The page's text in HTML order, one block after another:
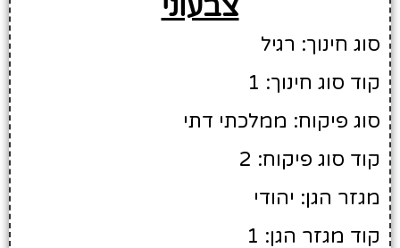
סוג חינוך: רגיל
קוד סוג חינוך: 1
סוג פיקוח: ממלכתי דתי
קוד סוג פיקוח: 2
מגזר הגן: יהודי
קוד מגזר הגן: 1